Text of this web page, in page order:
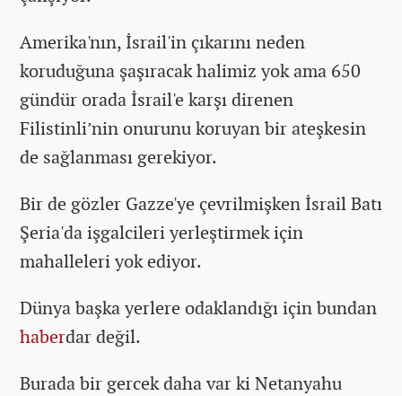
Amerika'nın, İsrail'in çıkarını neden
koruduğuna şaşıracak halimiz yok ama 650
gündür orada İsrail'e karşı direnen
Filistinli’nin onurunu koruyan bir ateşkesin
de sağlanması gerekiyor.
Bir de gözler Gazze'ye çevrilmişken İsrail Batı
Şeria'da işgalcileri yerleştirmek için
mahalleleri yok ediyor.
Dünya başka yerlere odaklandığı için bundan
haberdar değil.
Burada bir gercek daha var ki Netanyahu